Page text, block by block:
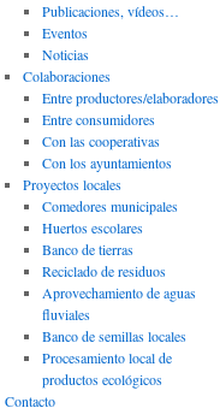
Publicaciones, vídeos…
Eventos
Noticias
Colaboraciones
Entre productores/elaboradores
Entre consumidores
Con las cooperativas
Con los ayuntamientos
Proyectos locales
Comedores municipales
Huertos escolares
Banco de tierras
Reciclado de residuos
Aprovechamiento de aguas
fluviales
Banco de semillas locales
Procesamiento local de
productos ecológicos
Contacto